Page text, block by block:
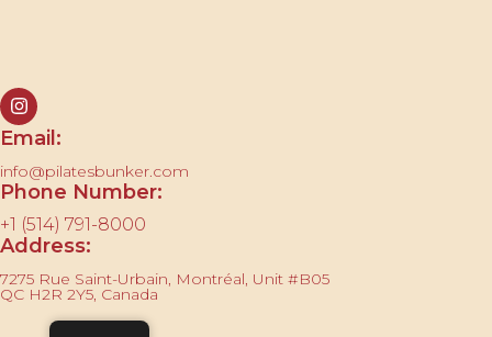
Email:
info@pilatesbunker.com
Phone Number:
+1 (514) 791-8000
Address:
7275 Rue Saint-Urbain, Montréal, Unit #B05
QC H2R 2Y5, Canada